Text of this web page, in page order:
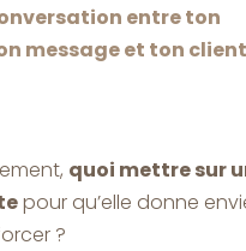
entre ton
message et ton client
quoi mettre sur
pour qu’elle donne
?